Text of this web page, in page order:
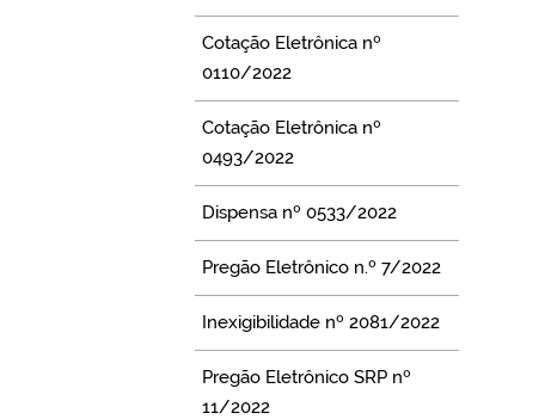
Cotação Eletrônica nº
0110/2022
Cotação Eletrônica nº
0493/2022
Dispensa nº 0533/2022
Pregão Eletrônico n.º 7/2022
Inexigibilidade nº 2081/2022
Pregão Eletrônico SRP nº
11/2022